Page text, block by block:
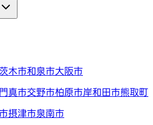
茨木市和泉市大阪市
門真市交野市柏原市岸和田市熊取町
摂津市泉南市